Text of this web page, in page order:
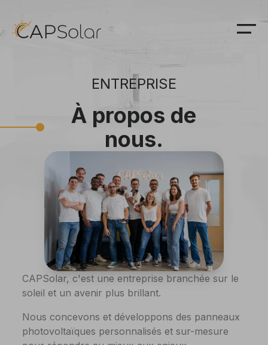
ENTREPRISE
À propos de
nous.
CAPSolar, c'est une entreprise branchée sur le
soleil et un avenir plus brillant.
Nous concevons et développons des panneaux
photovoltaïques personnalisés et sur-mesure